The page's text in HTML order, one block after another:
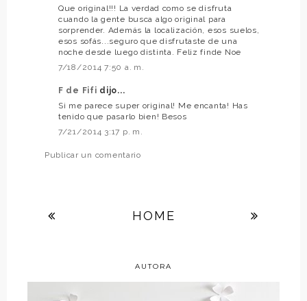
Que original!!! La verdad como se disfruta
cuando la gente busca algo original para
sorprender. Además la localización, esos suelos,
esos sofás...seguro que disfrutaste de una
noche desde luego distinta. Feliz finde Noe
7/18/2014 7:50 a. m.
F de Fifi dijo...
Si me parece super original! Me encanta! Has
tenido que pasarlo bien! Besos
7/21/2014 3:17 p. m.
Publicar un comentario
HOME
AUTORA